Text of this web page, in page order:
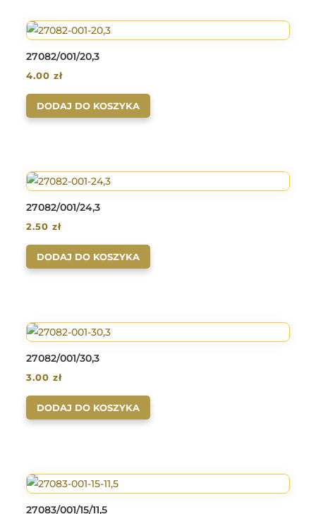
27082/001/20,3
4.00zł
DODAJ DO KOSZYKA
27082/001/24,3
2.50zł
DODAJ DO KOSZYKA
27082/001/30,3
3.00zł
DODAJ DO KOSZYKA
27083/001/15/11,5